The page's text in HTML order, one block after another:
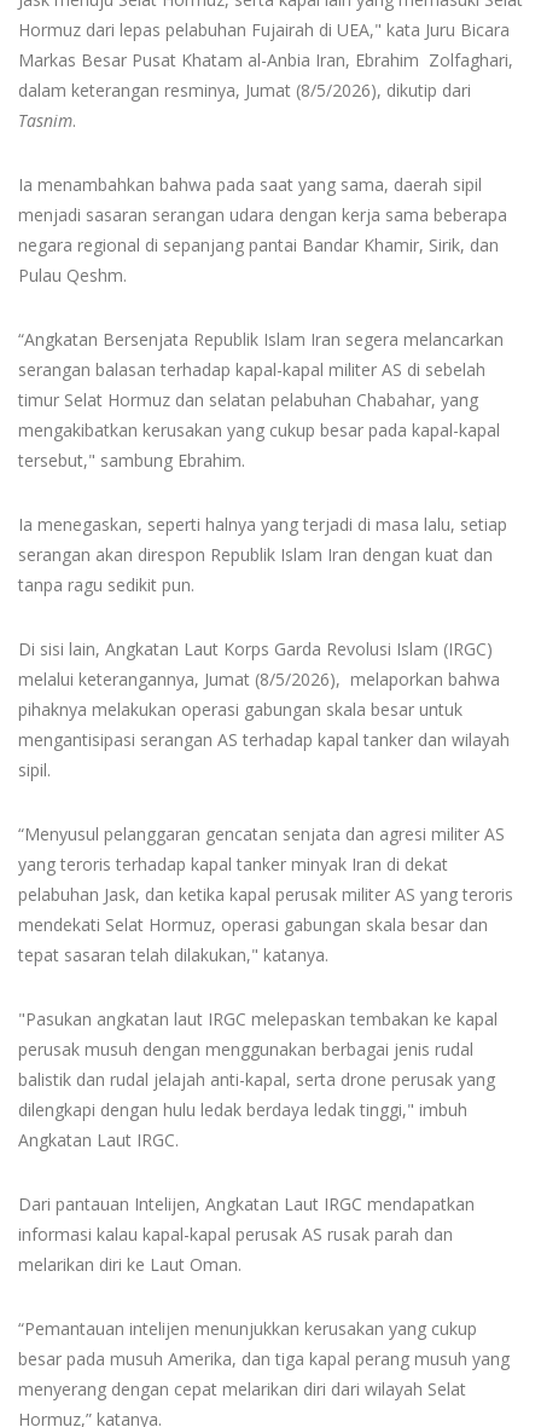
Hormuz dari lepas pelabuhan Fujairah di UEA," kata Juru Bicara
Markas Besar Pusat Khatam al-Anbia Iran, Ebrahim Zolfaghari,
dalam keterangan resminya, Jumat (8/5/2026), dikutip dari
Tasnim.
Ia menambahkan bahwa pada saat yang sama, daerah sipil
menjadi sasaran serangan udara dengan kerja sama beberapa
negara regional di sepanjang pantai Bandar Khamir, Sirik, dan
Pulau Qeshm.
“Angkatan Bersenjata Republik Islam Iran segera melancarkan
serangan balasan terhadap kapal-kapal militer AS di sebelah
timur Selat Hormuz dan selatan pelabuhan Chabahar, yang
mengakibatkan kerusakan yang cukup besar pada kapal-kapal
tersebut," sambung Ebrahim.
Ia menegaskan, seperti halnya yang terjadi di masa lalu, setiap
serangan akan direspon Republik Islam Iran dengan kuat dan
tanpa ragu sedikit pun.
Di sisi lain, Angkatan Laut Korps Garda Revolusi Islam (IRGC)
melalui keterangannya, Jumat (8/5/2026), melaporkan bahwa
pihaknya melakukan operasi gabungan skala besar untuk
mengantisipasi serangan AS terhadap kapal tanker dan wilayah
sipil.
“Menyusul pelanggaran gencatan senjata dan agresi militer AS
yang teroris terhadap kapal tanker minyak Iran di dekat
pelabuhan Jask, dan ketika kapal perusak militer AS yang teroris
mendekati Selat Hormuz, operasi gabungan skala besar dan
tepat sasaran telah dilakukan," katanya.
"Pasukan angkatan laut IRGC melepaskan tembakan ke kapal
perusak musuh dengan menggunakan berbagai jenis rudal
balistik dan rudal jelajah anti-kapal, serta drone perusak yang
dilengkapi dengan hulu ledak berdaya ledak tinggi," imbuh
Angkatan Laut IRGC.
Dari pantauan Intelijen, Angkatan Laut IRGC mendapatkan
informasi kalau kapal-kapal perusak AS rusak parah dan
melarikan diri ke Laut Oman.
“Pemantauan intelijen menunjukkan kerusakan yang cukup
besar pada musuh Amerika, dan tiga kapal perang musuh yang
menyerang dengan cepat melarikan diri dari wilayah Selat
Hormuz,” katanya.